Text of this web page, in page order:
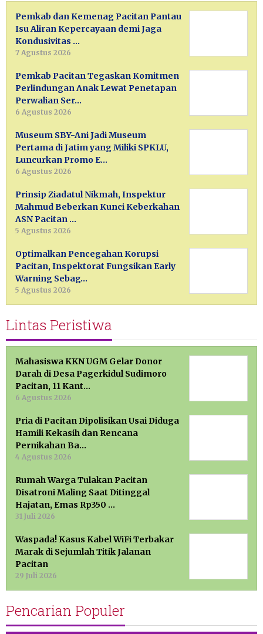
Pemkab dan Kemenag Pacitan Pantau
Isu Aliran Kepercayaan demi Jaga
Kondusivitas …
7 Agustus 2026
Pemkab Pacitan Tegaskan Komitmen
Perlindungan Anak Lewat Penetapan
Perwalian Ser…
6 Agustus 2026
Museum SBY-Ani Jadi Museum
Pertama di Jatim yang Miliki SPKLU,
Luncurkan Promo E…
6 Agustus 2026
Prinsip Ziadatul Nikmah, Inspektur
Mahmud Beberkan Kunci Keberkahan
ASN Pacitan …
5 Agustus 2026
Optimalkan Pencegahan Korupsi
Pacitan, Inspektorat Fungsikan Early
Warning Sebag…
5 Agustus 2026
Lintas Peristiwa
Mahasiswa KKN UGM Gelar Donor
Darah di Desa Pagerkidul Sudimoro
Pacitan, 11 Kant…
6 Agustus 2026
Pria di Pacitan Dipolisikan Usai Diduga
Hamili Kekasih dan Rencana
Pernikahan Ba…
4 Agustus 2026
Rumah Warga Tulakan Pacitan
Disatroni Maling Saat Ditinggal
Hajatan, Emas Rp350 …
31 Juli 2026
Waspada! Kasus Kabel WiFi Terbakar
Marak di Sejumlah Titik Jalanan
Pacitan
29 Juli 2026
Pencarian Populer